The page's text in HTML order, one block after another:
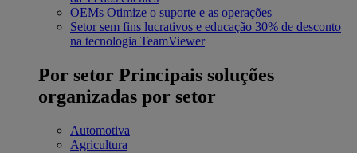
OEMs Otimize o suporte e as operações
Setor sem fins lucrativos e educação 30% de desconto
na tecnologia TeamViewer
Por setor Principais soluções
organizadas por setor
Automotiva
Agricultura